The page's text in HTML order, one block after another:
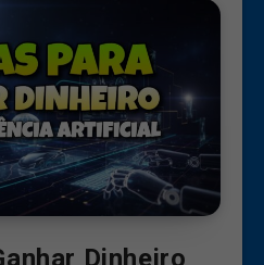
Dinheiro